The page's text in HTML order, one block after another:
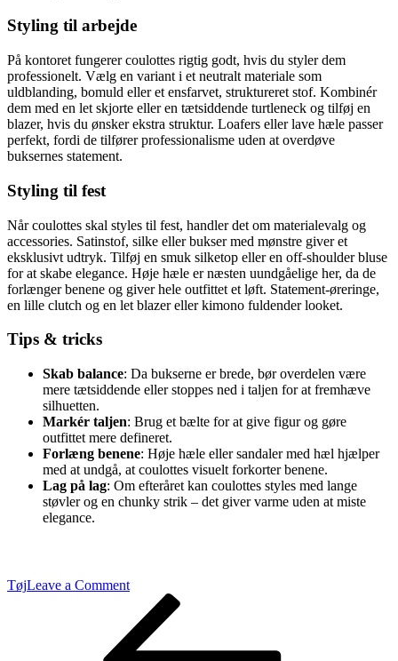
Styling til arbejde
På kontoret fungerer coulottes rigtig godt, hvis du styler dem
professionelt. Vælg en variant i et neutralt materiale som
uldblanding, bomuld eller et ensfarvet, struktureret stof. Kombinér
dem med en let skjorte eller en tætsiddende turtleneck og tilføj en
blazer, hvis du ønsker ekstra struktur. Loafers eller lave hæle passer
perfekt, fordi de tilfører professionalisme uden at overdøve
buksernes statement.
Styling til fest
Når coulottes skal styles til fest, handler det om materialevalg og
accessories. Satinstof, silke eller bukser med mønstre giver et
eksklusivt udtryk. Tilføj en smuk silketop eller en off-shoulder bluse
for at skabe elegance. Høje hæle er næsten uundgåelige her, da de
forlænger benene og giver hele outfittet et løft. Statement-øreringe,
en lille clutch og en let blazer eller kimono fuldender looket.
Tips & tricks
Skab balance: Da bukserne er brede, bør overdelen være
mere tætsiddende eller stoppes ned i taljen for at fremhæve
silhuetten.
Markér taljen: Brug et bælte for at give figur og gøre
outfittet mere defineret.
Forlæng benene: Høje hæle eller sandaler med hæl hjælper
med at undgå, at coulottes visuelt forkorter benene.
Lag på lag: Om efteråret kan coulottes styles med lange
støvler og en chunky strik – det giver varme uden at miste
elegance.
TøjLeave a Commenton
Sådan
styler
du
coulottebukser
Indlægsnavigation